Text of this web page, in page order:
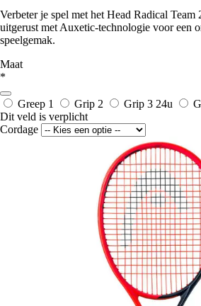
Verbeter je spel met het Head Radical Team
uitgerust met Auxetic-technologie voor een
speelgemak.
Maat
*
Greep 1 Grip 2 Grip 3 24u
Dit veld is verplicht
Cordage